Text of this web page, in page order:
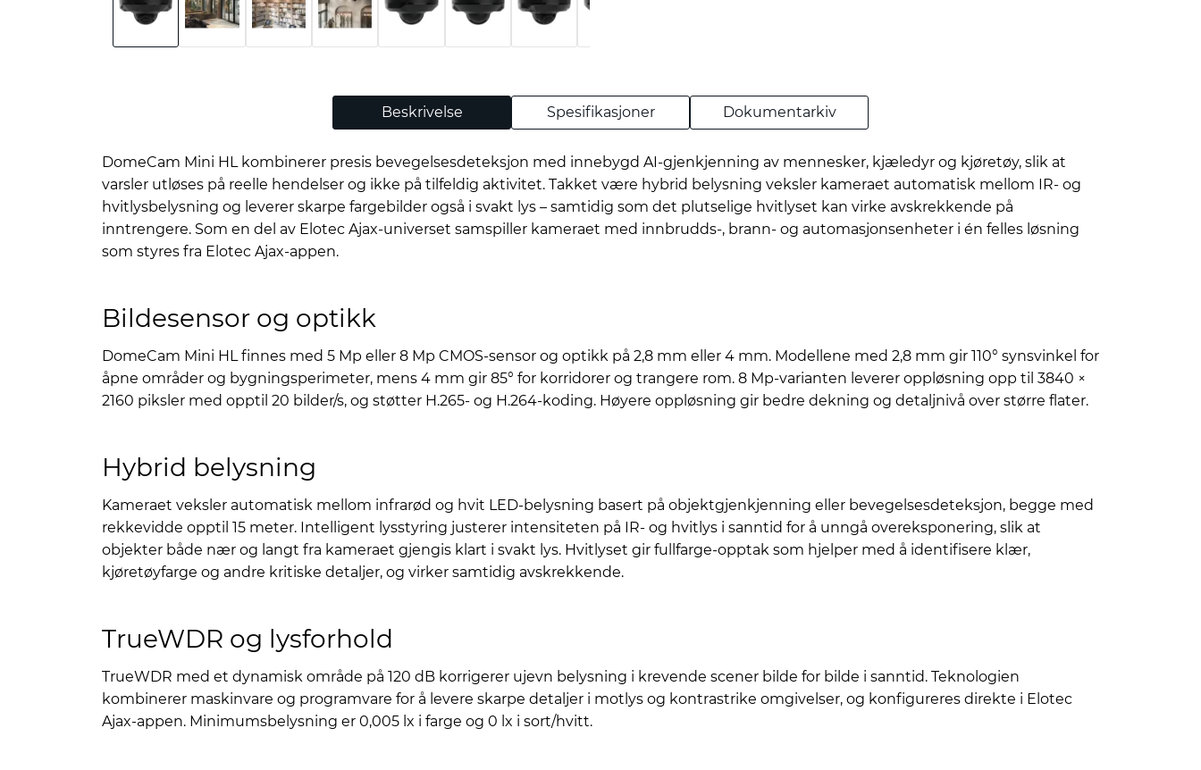
Beskrivelse Spesifikasjoner Dokumentarkiv
DomeCam Mini HL kombinerer presis bevegelsesdeteksjon med innebygd AI-gjenkjenning av mennesker, kjæledyr og kjøretøy, slik at
varsler utløses på reelle hendelser og ikke på tilfeldig aktivitet. Takket være hybrid belysning veksler kameraet automatisk mellom IR- og
hvitlysbelysning og leverer skarpe fargebilder også i svakt lys – samtidig som det plutselige hvitlyset kan virke avskrekkende på
inntrengere. Som en del av Elotec Ajax-universet samspiller kameraet med innbrudds-, brann- og automasjonsenheter i én felles løsning
som styres fra Elotec Ajax-appen.
Bildesensor og optikk
DomeCam Mini HL finnes med 5 Mp eller 8 Mp CMOS-sensor og optikk på 2,8 mm eller 4 mm. Modellene med 2,8 mm gir 110° synsvinkel for
åpne områder og bygningsperimeter, mens 4 mm gir 85° for korridorer og trangere rom. 8 Mp-varianten leverer oppløsning opp til 3840 ×
2160 piksler med opptil 20 bilder/s, og støtter H.265- og H.264-koding. Høyere oppløsning gir bedre dekning og detaljnivå over større flater.
Hybrid belysning
Kameraet veksler automatisk mellom infrarød og hvit LED-belysning basert på objektgjenkjenning eller bevegelsesdeteksjon, begge med
rekkevidde opptil 15 meter. Intelligent lysstyring justerer intensiteten på IR- og hvitlys i sanntid for å unngå overeksponering, slik at
objekter både nær og langt fra kameraet gjengis klart i svakt lys. Hvitlyset gir fullfarge-opptak som hjelper med å identifisere klær,
kjøretøyfarge og andre kritiske detaljer, og virker samtidig avskrekkende.
TrueWDR og lysforhold
TrueWDR med et dynamisk område på 120 dB korrigerer ujevn belysning i krevende scener bilde for bilde i sanntid. Teknologien
kombinerer maskinvare og programvare for å levere skarpe detaljer i motlys og kontrastrike omgivelser, og konfigureres direkte i Elotec
Ajax-appen. Minimumsbelysning er 0,005 lx i farge og 0 lx i sort/hvitt.